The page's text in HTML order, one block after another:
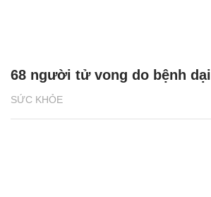
SỨC KHỎE
68 người tử vong do bệnh dại